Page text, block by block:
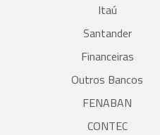
Itaú
Santander
Financeiras
Outros Bancos
FENABAN
CONTEC